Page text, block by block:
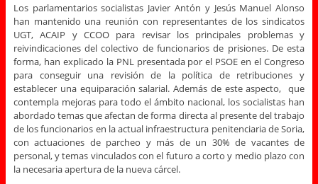
Los parlamentarios socialistas Javier Antón y Jesús Manuel Alonso
han mantenido una reunión con representantes de los sindicatos
UGT, ACAIP y CCOO para revisar los principales problemas y
reivindicaciones del colectivo de funcionarios de prisiones. De esta
forma, han explicado la PNL presentada por el PSOE en el Congreso
para conseguir una revisión de la política de retribuciones y
establecer una equiparación salarial. Además de este aspecto, que
contempla mejoras para todo el ámbito nacional, los socialistas han
abordado temas que afectan de forma directa al presente del trabajo
de los funcionarios en la actual infraestructura penitenciaria de Soria,
con actuaciones de parcheo y más de un 30% de vacantes de
personal, y temas vinculados con el futuro a corto y medio plazo con
la necesaria apertura de la nueva cárcel.